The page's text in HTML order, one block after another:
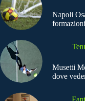
Napoli
Musetti
dove